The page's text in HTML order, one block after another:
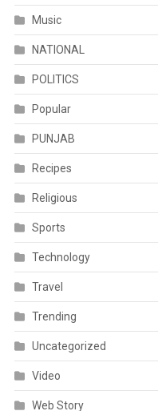
Music
NATIONAL
POLITICS
Popular
PUNJAB
Recipes
Religious
Sports
Technology
Travel
Trending
Uncategorized
Video
Web Story